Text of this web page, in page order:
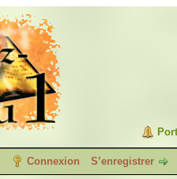
Connexion S’enregistrer